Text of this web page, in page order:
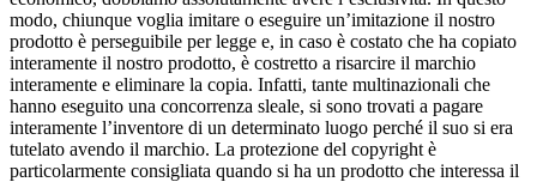
modo, chiunque voglia imitare o eseguire un’imitazione il nostro
prodotto è perseguibile per legge e, in caso è costato che ha copiato
interamente il nostro prodotto, è costretto a risarcire il marchio
interamente e eliminare la copia. Infatti, tante multinazionali che
hanno eseguito una concorrenza sleale, si sono trovati a pagare
interamente l’inventore di un determinato luogo perché il suo si era
tutelato avendo il marchio. La protezione del copyright è
particolarmente consigliata quando si ha un prodotto che interessa il